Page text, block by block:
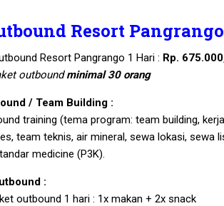
Resort
Resort Pangrango 1 Hari : Rp.
outboundminimal 30 orang
/ Team Building :
training (tema program: team building,
team teknis, air mineral, sewa lokasi, sewa
medicine (P3K).
:
outbound 1 hari : 1x makan + 2x snack